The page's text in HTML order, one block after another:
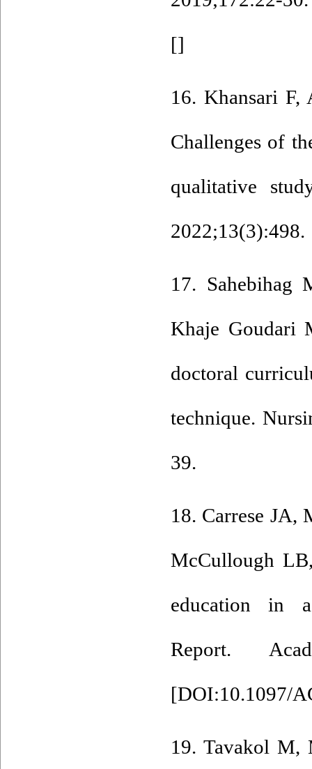
[]
16. Khansari
Challenges of
qualitative
2022;13(3):498.
17.
Khaje Goudari
doctoral
technique.
39.
18. Carrese JA,
McCullough
education in
Report.
[DOI:10.1097/
19. Tavakol M,